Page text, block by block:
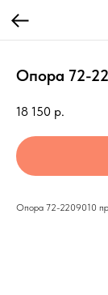
Опора 72-
18 150 р.
Опора 72-2209010